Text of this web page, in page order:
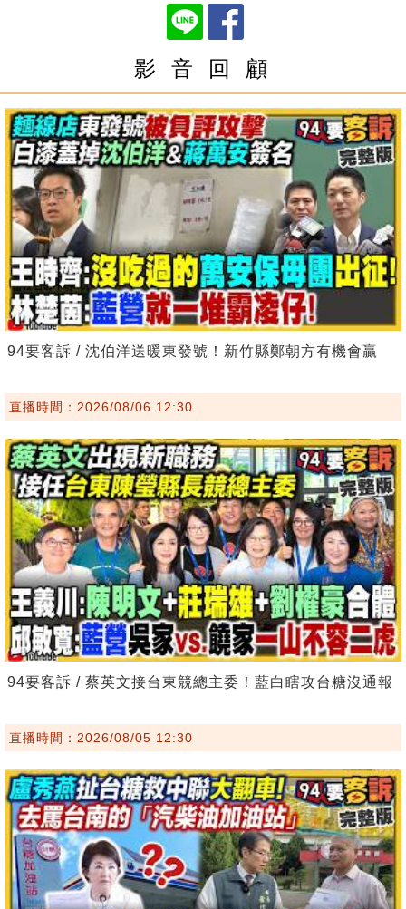
影 音 回 顧
94要客訴 / 沈伯洋送暖東發號！新竹縣鄭朝方有機會贏
直播時間：2026/08/06 12:30
94要客訴 / 蔡英文接台東競總主委！藍白瞎攻台糖沒通報
直播時間：2026/08/05 12:30